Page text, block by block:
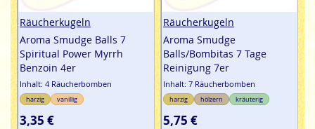
Räucherkugeln
Aroma Smudge Balls 7
Spiritual Power Myrrh
Benzoin 4er
Inhalt: 4 Räucherbomben
harzig vanillig
3,35 €
Räucherkugeln
Aroma Smudge
Balls/Bombitas 7 Tage
Reinigung 7er
Inhalt: 7 Räucherbomben
harzig hölzern kräuterig
5,75 €